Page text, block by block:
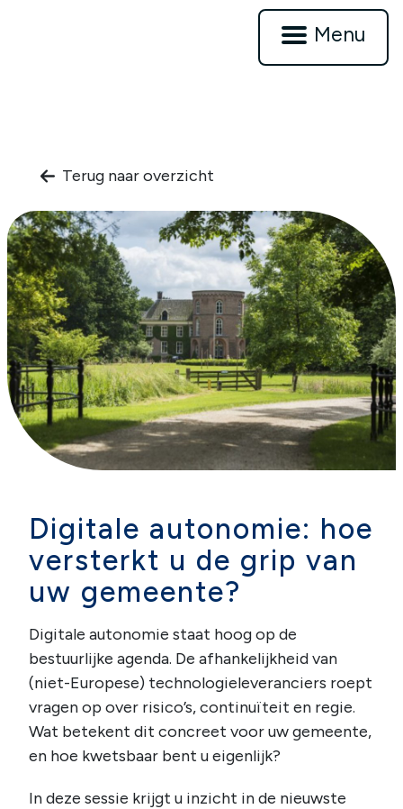
Menu
Terug naar overzicht
Digitale autonomie: hoe
versterkt u de grip van
uw gemeente?
Digitale autonomie staat hoog op de
bestuurlijke agenda. De afhankelijkheid van
(niet-Europese) technologieleveranciers roept
vragen op over risico’s, continuïteit en regie.
Wat betekent dit concreet voor uw gemeente,
en hoe kwetsbaar bent u eigenlijk?
In deze sessie krijgt u inzicht in de nieuwste